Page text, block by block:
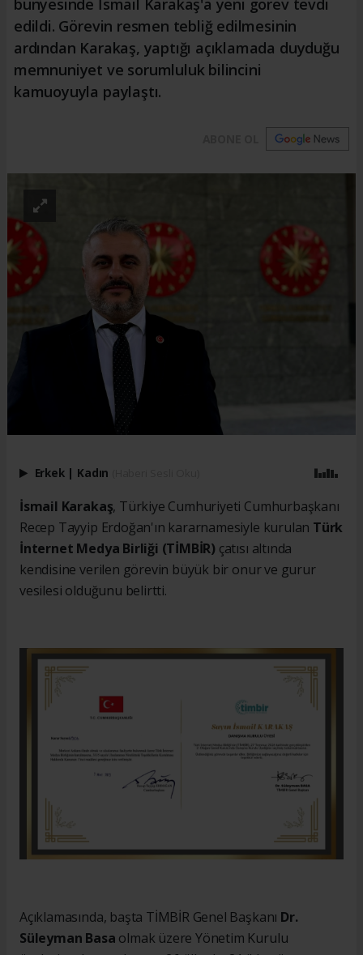
bünyesinde İsmail Karakaş'a yeni görev tevdi
edildi. Görevin resmen tebliğ edilmesinin
ardından Karakaş, yaptığı açıklamada duyduğu
memnuniyet ve sorumluluk bilincini
kamuoyuyla paylaştı.
Erkek | Kadın
İsmail Karakaş, Türkiye Cumhuriyeti Cumhurbaşkanı
Recep Tayyip Erdoğan'ın kararnamesiyle kurulan Türk
İnternet Medya Birliği (TİMBİR) çatısı altında
kendisine verilen görevin büyük bir onur ve gurur
vesilesi olduğunu belirtti.
Açıklamasında, başta TİMBİR Genel Başkanı Dr.
Süleyman Basa olmak üzere Yönetim Kurulu